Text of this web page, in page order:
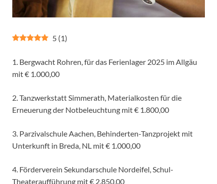
5 (1)
1. Bergwacht Rohren, für das Ferienlager 2025 im Allgäu
mit € 1.000,00
2. Tanzwerkstatt Simmerath, Materialkosten für die
Erneuerung der Notbeleuchtung mit € 1.800,00
3. Parzivalschule Aachen, Behinderten-Tanzprojekt mit
Unterkunft in Breda, NL mit € 1.000,00
4. Förderverein Sekundarschule Nordeifel, Schul-
Theateraufführung mit € 2.850,00